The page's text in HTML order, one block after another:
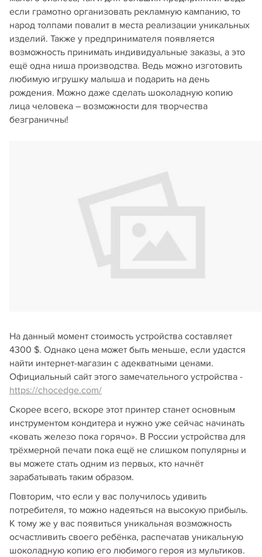
если грамотно организовать рекламную кампанию, то
народ толпами повалит в места реализации уникальных
изделий. Также у предпринимателя появляется
возможность принимать индивидуальные заказы, а это
ещё одна ниша производства. Ведь можно изготовить
любимую игрушку малыша и подарить на день
рождения. Можно даже сделать шоколадную копию
лица человека – возможности для творчества
безграничны!
На данный момент стоимость устройства составляет
4300 $. Однако цена может быть меньше, если удастся
найти интернет-магазин с адекватными ценами.
Официальный сайт этого замечательного устройства -
https://chocedge.com/
Скорее всего, вскоре этот принтер станет основным
инструментом кондитера и нужно уже сейчас начинать
«ковать железо пока горячо». В России устройства для
трёхмерной печати пока ещё не слишком популярны и
вы можете стать одним из первых, кто начнёт
зарабатывать таким образом.
Повторим, что если у вас получилось удивить
потребителя, то можно надеяться на высокую прибыль.
К тому же у вас появиться уникальная возможность
осчастливить своего ребёнка, распечатав уникальную
шоколадную копию его любимого героя из мультиков.